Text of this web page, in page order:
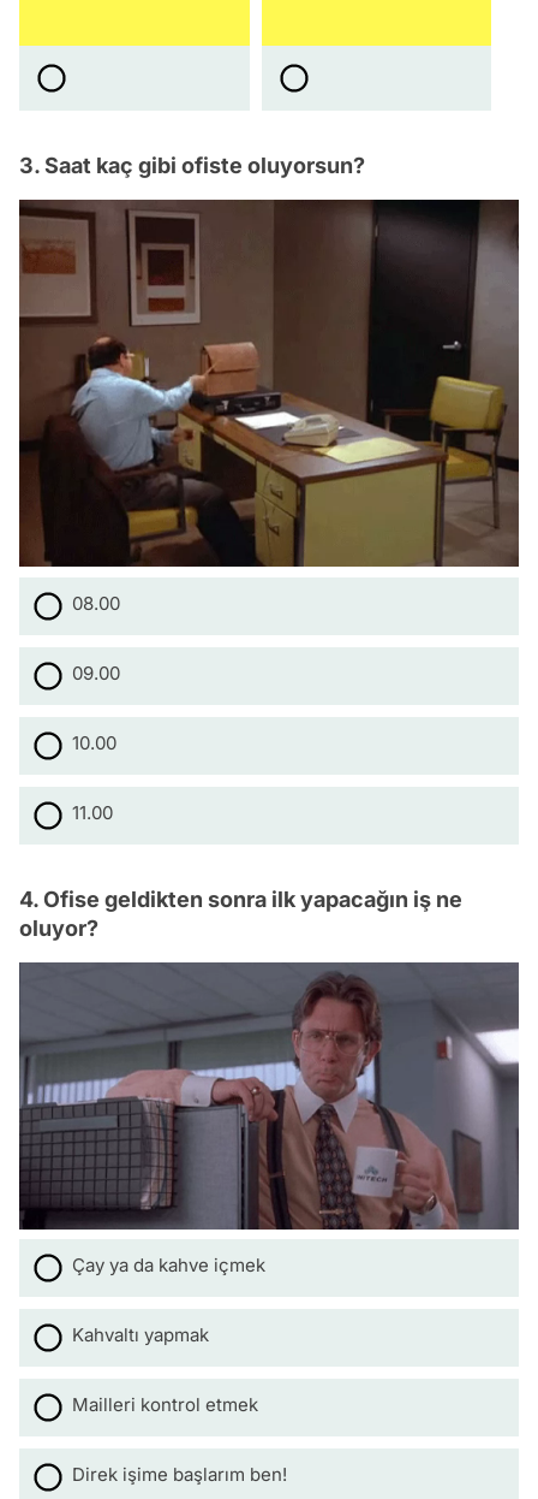
3. Saat kaç gibi ofiste oluyorsun?
08.00
09.00
10.00
11.00
4. Ofise geldikten sonra ilk yapacağın iş ne
oluyor?
Çay ya da kahve içmek
Kahvaltı yapmak
Mailleri kontrol etmek
Direk işime başlarım ben!